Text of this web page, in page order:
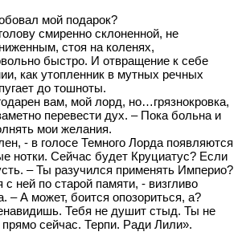
мой подарок?
смиренно склоненной, не
стоя на коленях,
быстро. И отвращение к себе
как утопленник в мутных речных
до тошноты.
вам, мой лорд, но…грязнокровка,
перевести дух. – Пока больна и
мои желания.
- в голосе Темного Лорда появляются
нотки. Сейчас будет Круциатус? Если
– Ты разучился применять Империо?
ней по старой памяти, - визгливо
– А может, боится опозориться, а?
Тебя не душит стыд. Ты не
прямо сейчас. Терпи. Ради Лили».